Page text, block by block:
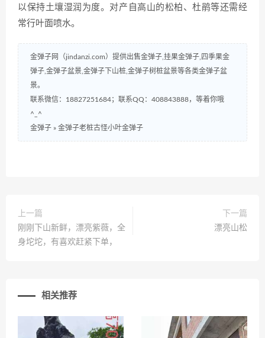
以保持土壤湿润为度。对产自高山的松柏、杜鹃等还需经
常行叶面喷水。
金弹子网（jindanzi.com）提供出售金弹子,挂果金弹子,四季果金
弹子,金弹子盆景,金弹子下山桩,金弹子树桩盆景等各类金弹子盆
景。
联系微信：18827251684；联系QQ：408843888，等着你哦
^_^
金弹子 » 金弹子老桩古怪小叶金弹子
上一篇
刚刚下山新鲜，漂亮紫薇，全
身坨坨，有喜欢赶紧下单，
下一篇
漂亮山松
相关推荐